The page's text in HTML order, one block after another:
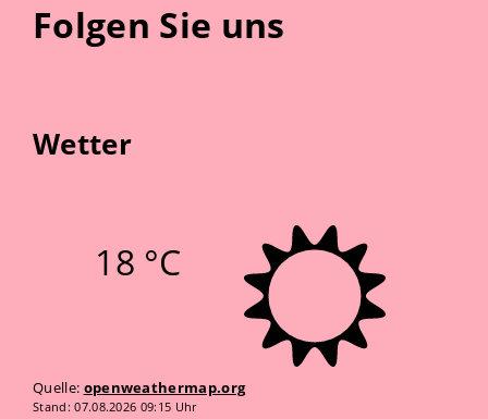
Folgen Sie uns
Wetter
18 °C
Quelle: openweathermap.org
Stand: 07.08.2026 09:15 Uhr